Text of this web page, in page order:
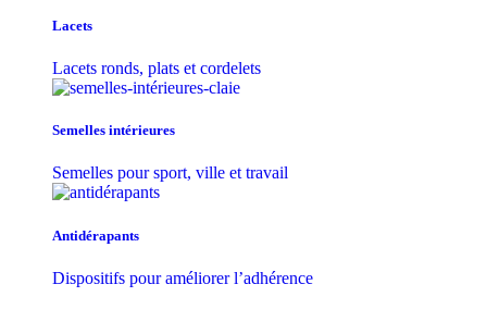
Lacets
Lacets ronds, plats et cordelets
Semelles intérieures
Semelles pour sport, ville et travail
Antidérapants
Dispositifs pour améliorer l’adhérence